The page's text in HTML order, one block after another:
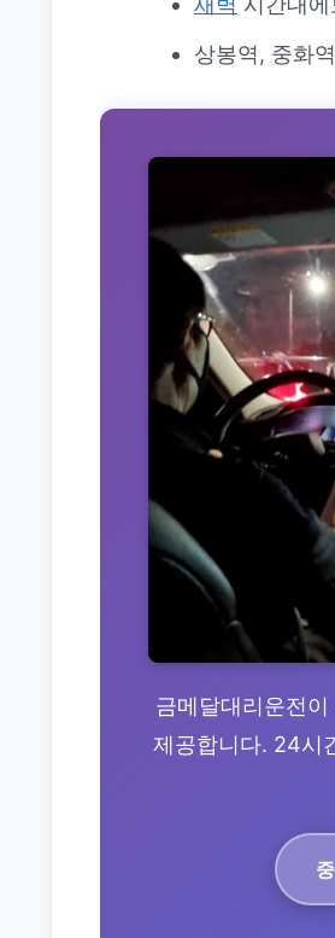
상봉역, 중화
금메달대리운전이
제공합니다. 24시